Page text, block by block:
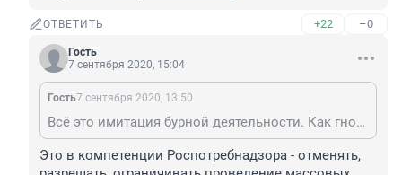
ОТВЕТИТЬ +22 –0
Гость
7 сентября 2020, 15:04
Гость7 сентября 2020, 13:50
Всё это имитация бурной деятельности. Как гнобить предпринимателей, то штрафы закрытия, а здесь всё было заранее известно, но никто мероприятие не остановил, да и сейчас не видно желания у Лапы оштрафовать министерство культуры за допущенные нарушения, из сего следует, что или Лапа не контролирует ситуацию в крае и допускает массовые мероприятия, из за которых может произойти массовое заражение, либо все это делается специально.
Это в компетенции Роспотребнадзора - отменять,